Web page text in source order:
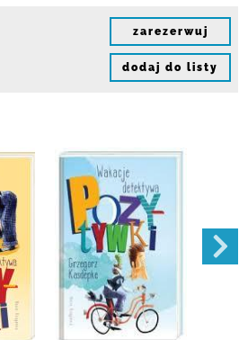
zarezerwuj
dodaj do listy